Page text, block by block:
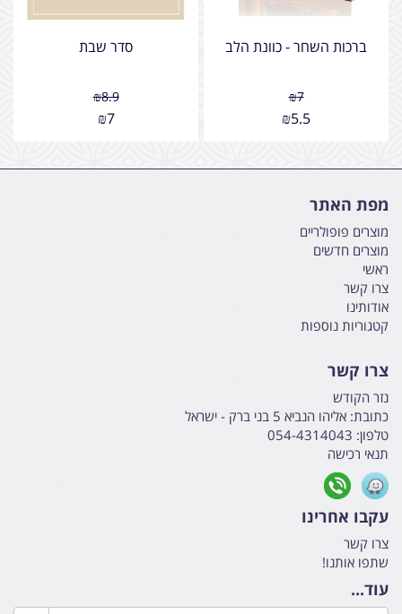
ברכות השחר - כוונת הלב
₪7
₪5.5
סדר שבת
₪8.9
₪7
מפת האתר
מוצרים פופולריים
מוצרים חדשים
ראשי
צרו קשר
אודותינו
קטגוריות נוספות
צרו קשר
נזר הקודש
כתובת: אליהו הנביא 5 בני ברק - ישראל
טלפון: 054-4314043
תנאי רכישה
עקבו אחרינו
צרו קשר
שתפו אותנו!
עוד...